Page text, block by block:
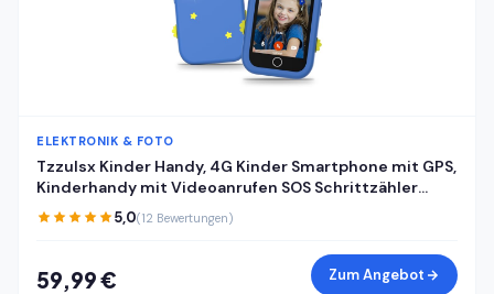
ELEKTRONIK & FOTO
Tzzulsx Kinder Handy, 4G Kinder Smartphone mit GPS,
Kinderhandy mit Videoanrufen SOS Schrittzähler
Klassenmodus Wecker, Kindertelefon
Geburtstagsgeschenk Geschenke für Mädchen
5,0(12 Bewertungen)
59,99 € Zum Angebot